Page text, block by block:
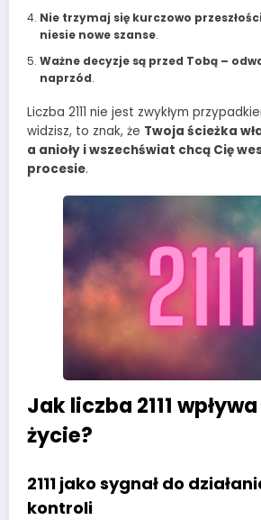
Nie trzymaj się kurczowo
niesie nowe szanse.
Ważne decyzje są przed Tobą –
naprzód.
Liczba 2111 nie jest zwykłym
widzisz, to znak, że Twoja ścieżka
a anioły i wszechświat chcą Cię
procesie.
Jak liczba 2111
życie?
2111 jako sygnał do
kontroli